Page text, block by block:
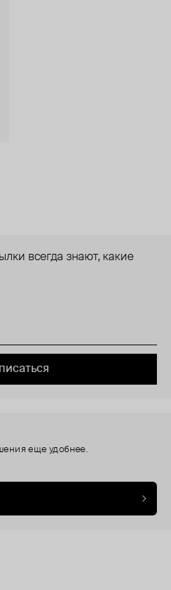
всегда знают, какие
еще удобнее.